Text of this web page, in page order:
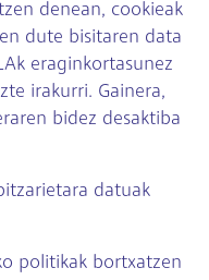
denean, cookieak
dute bisitaren data
eraginkortasunez
irakurri. Gainera,
bidez desaktiba
datuak
politikak bortxatzen